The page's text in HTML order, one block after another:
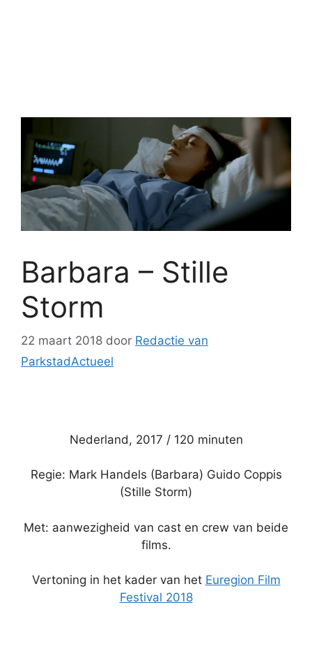
Barbara – Stille
Storm
22 maart 2018 door Redactie van
ParkstadActueel
Nederland, 2017 / 120 minuten
Regie: Mark Handels (Barbara) Guido Coppis
(Stille Storm)
Met: aanwezigheid van cast en crew van beide
films.
Vertoning in het kader van het Euregion Film
Festival 2018